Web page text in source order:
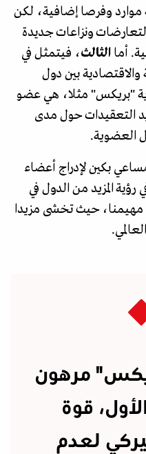
وفرصا إضافية، لكن
ونزاعات جديدة
أما الثالث، فيتمثل في
والاقتصادية بين دول
"بريكس" مثلا، هي عضو
التعقيدات حول مدى
العضوية.
بكين لإدراج أعضاء
المزيد من الدول في
حيث تخشى مزيدا
مرهون
قوة
لعدم